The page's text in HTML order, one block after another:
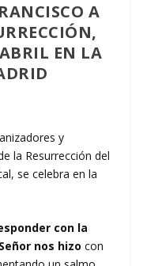
A
EN LA
y
la Resurrección del
se celebra en la
con la
nos hizo con